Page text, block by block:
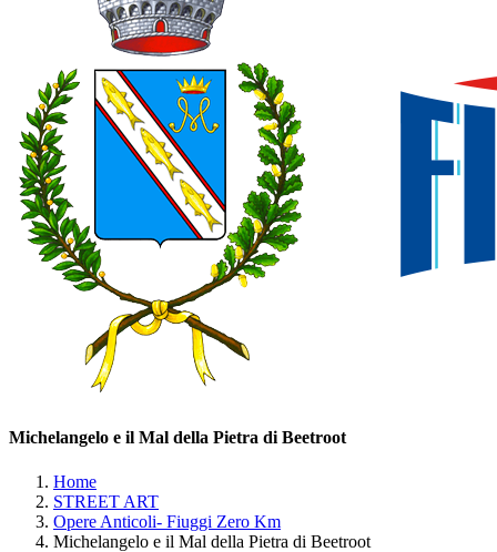
Michelangelo e il Mal della Pietra di Beetroot
Home
STREET ART
Opere Anticoli- Fiuggi Zero Km
Michelangelo e il Mal della Pietra di Beetroot